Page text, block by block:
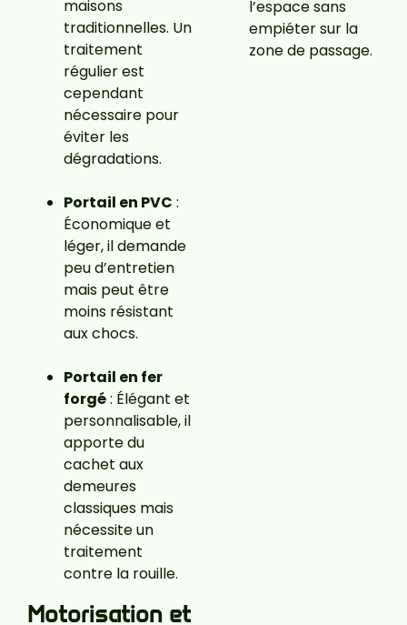
maisons
traditionnelles. Un
traitement
régulier est
cependant
nécessaire pour
éviter les
dégradations.
Portail en PVC :
Économique et
léger, il demande
peu d’entretien
mais peut être
moins résistant
aux chocs.
Portail en fer
forgé: Élégant et
personnalisable, il
apporte du
cachet aux
demeures
classiques mais
nécessite un
traitement
contre la rouille.
l’espace sans
empiéter sur la
zone de passage.
Motorisation et